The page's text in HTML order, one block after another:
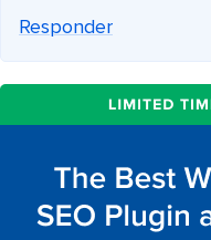
Responder